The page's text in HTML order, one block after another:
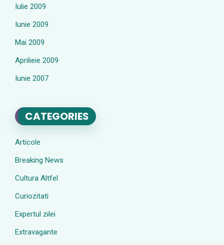
Iulie 2009
Iunie 2009
Mai 2009
Aprilieie 2009
Iunie 2007
CATEGORIES
Articole
Breaking News
Cultura Altfel
Curiozitati
Expertul zilei
Extravagante